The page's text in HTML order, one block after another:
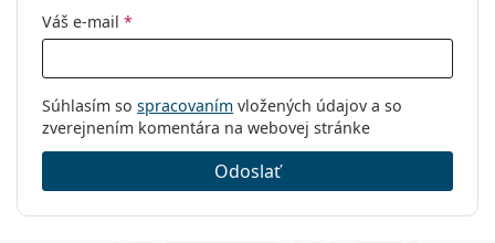
Váš e-mail *
Súhlasím so spracovaním vložených údajov a so
zverejnením komentára na webovej stránke
Odoslať